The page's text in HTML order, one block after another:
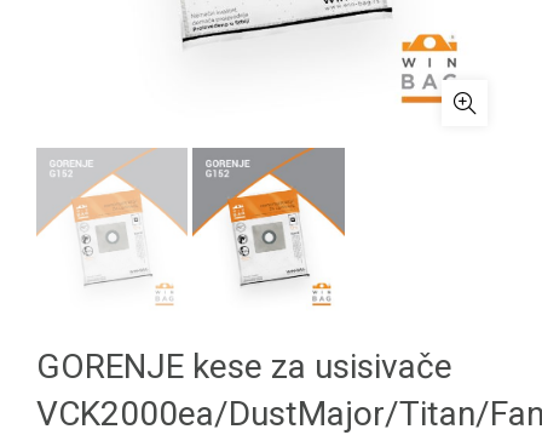
GORENJE kese za usisivače
VCK2000ea/DustMajor/Titan/